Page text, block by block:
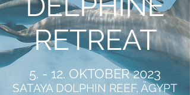
RETREAT
5. - 12. OKTOBER 2023
SATAYA DOLPHIN REEF, ÄGYPT